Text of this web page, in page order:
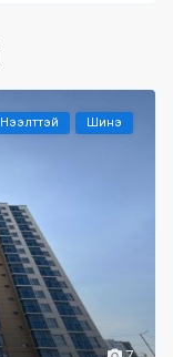
Нээлттэй Шинэ